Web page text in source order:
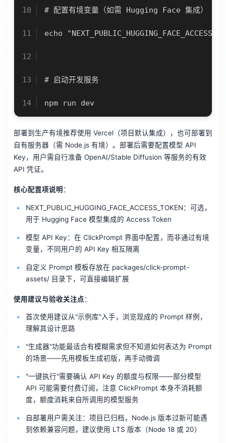
# 配置有境变量（如需 Hugging Face 集成）
echo
# 启动开发服务
npm run dev
部署到生产有境推荐使用 Vercel（项目默认集成），也可部署到
自有服务器（需 Node.js 有境）。部署后需要配置模型 API
Key，用户需自行准备 OpenAI/Stable Diffusion 等服务的有效
API 凭证。
核心配置项说明 ：
NEXT_PUBLIC_HUGGING_FACE_ACCESS_TOKEN：可选，
用于 Hugging Face 模型集成的 Access Token
模型 API Key：在 ClickPrompt 界面中配置，而非通过有境
变量，不同用户的 API Key 相互隔离
自定义 Prompt 模板存放在 packages/click-prompt-
assets/ 目录下，可直接编辑扩展
使用建议与验收关注点：
首次使用建议从"示例库"入手，浏览现成的 Prompt 样例，
理解其设计思路
"生成器"功能最适合有模糊需求但不知道如何表达为 Prompt
的场景——先用模板生成初版，再手动微调
"一键执行"需要确认 API Key 的额度与权限——部分模型
API 可能需要付费订阅，注意 ClickPrompt 本身不消耗额
度，额度消耗来自所调用的模型服务
自部署用户需关注：项目已归档，Node.js 版本过新可能遇
到依赖兼容问题，建议使用 LTS 版本（Node 18 或 20）